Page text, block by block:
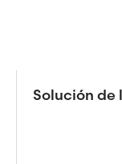
Solución